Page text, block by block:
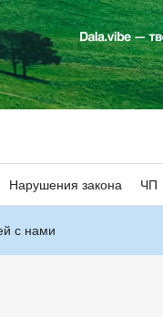
Нарушения закона ЧП
с нами